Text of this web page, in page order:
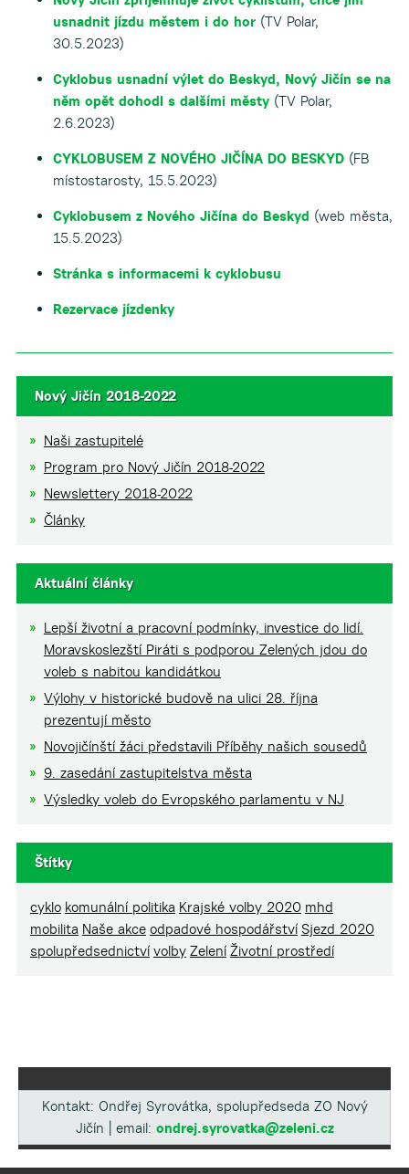
usnadnit jízdu městem i do hor(TV Polar,
30.5.2023)
Cyklobus usnadní výlet do Beskyd, Nový Jičín se na
něm opět dohodl s dalšími městy(TV Polar,
2.6.2023)
CYKLOBUSEM Z NOVÉHO JIČÍNA DO BESKYD(FB
místostarosty, 15.5.2023)
Cyklobusem z Nového Jičína do Beskyd (web města,
15.5.2023)
Stránka s informacemi k cyklobusu
Rezervace jízdenky
Nový Jičín 2018-2022
Naši zastupitelé
Program pro Nový Jičín 2018-2022
Newslettery 2018-2022
Články
Aktuální články
Lepší životní a pracovní podmínky, investice do lidí.
Moravskoslezští Piráti s podporou Zelených jdou do
voleb s nabitou kandidátkou
Výlohy v historické budově na ulici 28. října
prezentují město
Novojičínští žáci představili Příběhy našich sousedů
9. zasedání zastupitelstva města
Výsledky voleb do Evropského parlamentu v NJ
Štítky
cyklo komunální politika Krajské volby 2020 mhd
mobilita Naše akce odpadové hospodářství Sjezd 2020
spolupředsednictví volby Zelení Životní prostředí
Kontakt: Ondřej Syrovátka, spolupředseda ZO Nový
Jičín | email: ondrej.syrovatka@zeleni.cz